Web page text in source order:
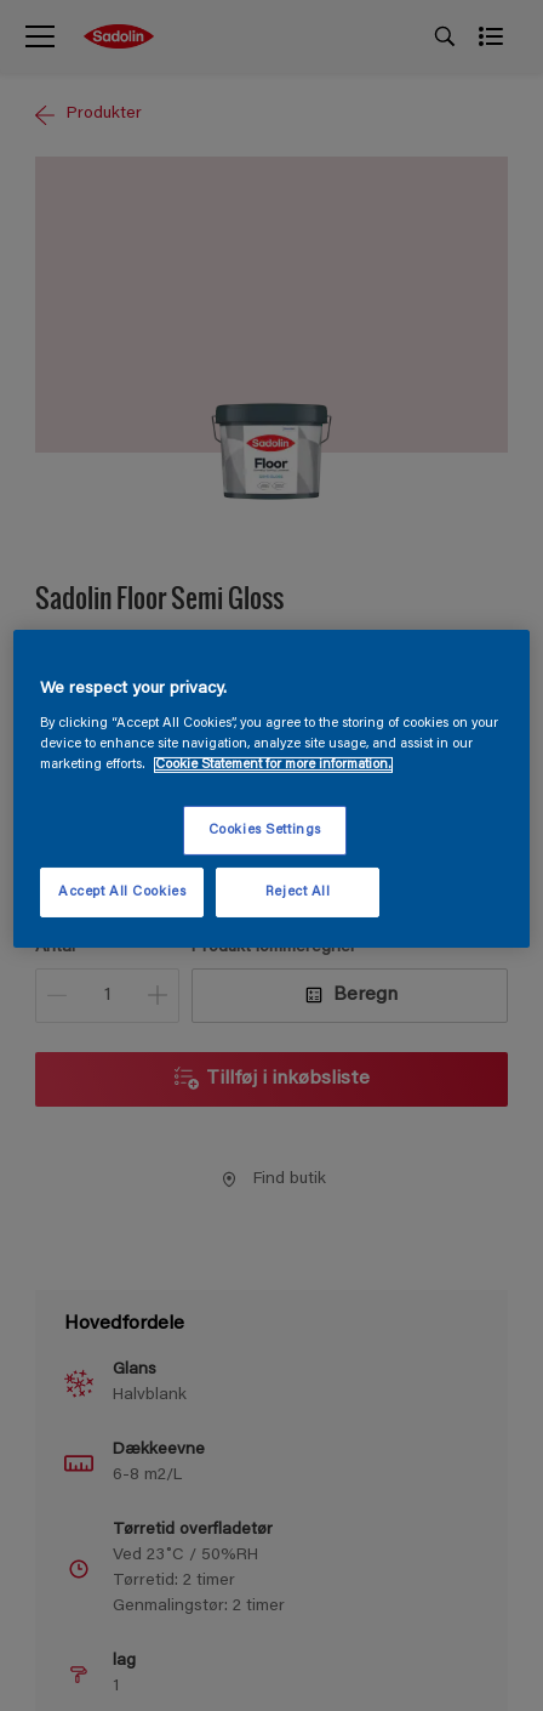
Produkter
Sadolin Floor Semi Gloss
S 0510-R20B
Antal Produkt lommeregner
Beregn
Tillføj i inkøbsliste
Find butik
Hovedfordele
Glans
Halvblank
Dækkeevne
6-8 m2/L
Tørretid overfladetør
Ved 23˚C / 50%RH
Tørretid: 2 timer
Genmalingstør: 2 timer
lag
1
We respect your privacy.
By clicking “Accept All Cookies”, you agree to the storing of cookies on your
device to enhance site navigation, analyze site usage, and assist in our
marketing efforts.
Cookie Statement for more information.
Cookies Settings
Reject All
Accept All Cookies